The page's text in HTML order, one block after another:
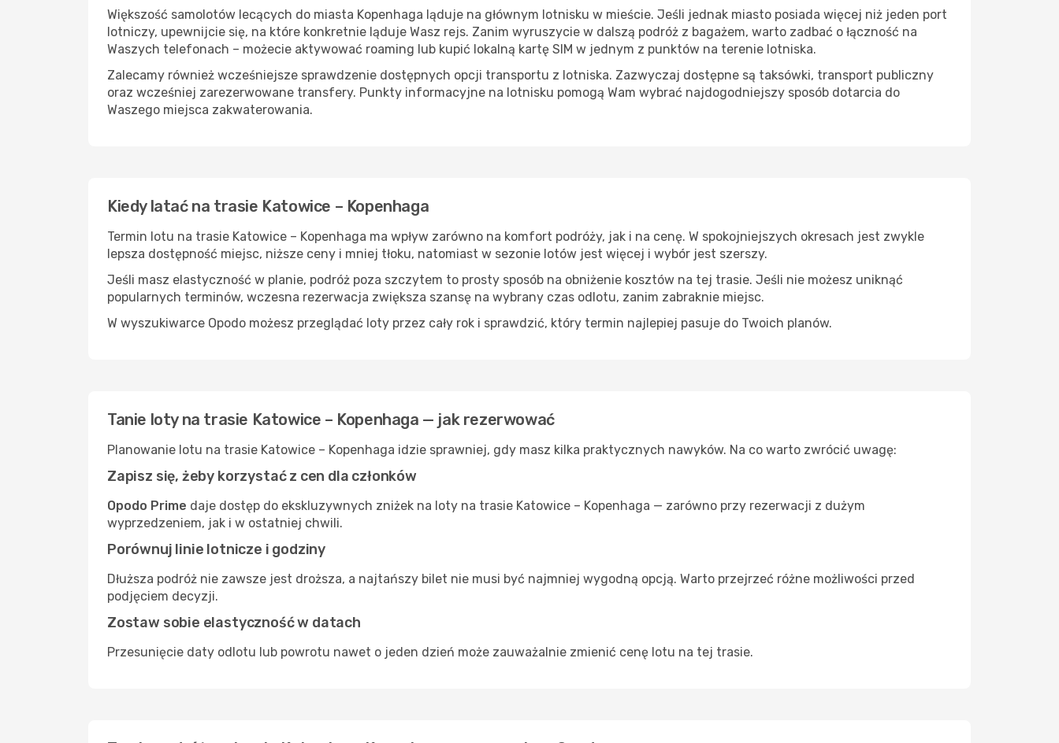
Większość samolotów lecących do miasta Kopenhaga ląduje na głównym lotnisku w mieście. Jeśli jednak miasto posiada więcej niż jeden port
lotniczy, upewnijcie się, na które konkretnie ląduje Wasz rejs. Zanim wyruszycie w dalszą podróż z bagażem, warto zadbać o łączność na
Waszych telefonach – możecie aktywować roaming lub kupić lokalną kartę SIM w jednym z punktów na terenie lotniska.
Zalecamy również wcześniejsze sprawdzenie dostępnych opcji transportu z lotniska. Zazwyczaj dostępne są taksówki, transport publiczny
oraz wcześniej zarezerwowane transfery. Punkty informacyjne na lotnisku pomogą Wam wybrać najdogodniejszy sposób dotarcia do
Waszego miejsca zakwaterowania.
Kiedy latać na trasie Katowice – Kopenhaga
Termin lotu na trasie Katowice – Kopenhaga ma wpływ zarówno na komfort podróży, jak i na cenę. W spokojniejszych okresach jest zwykle
lepsza dostępność miejsc, niższe ceny i mniej tłoku, natomiast w sezonie lotów jest więcej i wybór jest szerszy.
Jeśli masz elastyczność w planie, podróż poza szczytem to prosty sposób na obniżenie kosztów na tej trasie. Jeśli nie możesz uniknąć
popularnych terminów, wczesna rezerwacja zwiększa szansę na wybrany czas odlotu, zanim zabraknie miejsc.
W wyszukiwarce Opodo możesz przeglądać loty przez cały rok i sprawdzić, który termin najlepiej pasuje do Twoich planów.
Tanie loty na trasie Katowice – Kopenhaga — jak rezerwować
Planowanie lotu na trasie Katowice – Kopenhaga idzie sprawniej, gdy masz kilka praktycznych nawyków. Na co warto zwrócić uwagę:
Zapisz się, żeby korzystać z cen dla członków
Opodo Prime daje dostęp do ekskluzywnych zniżek na loty na trasie Katowice – Kopenhaga — zarówno przy rezerwacji z dużym
wyprzedzeniem, jak i w ostatniej chwili.
Porównuj linie lotnicze i godziny
Dłuższa podróż nie zawsze jest droższa, a najtańszy bilet nie musi być najmniej wygodną opcją. Warto przejrzeć różne możliwości przed
podjęciem decyzji.
Zostaw sobie elastyczność w datach
Przesunięcie daty odlotu lub powrotu nawet o jeden dzień może zauważalnie zmienić cenę lotu na tej trasie.